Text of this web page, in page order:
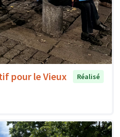
pour le Vieux
Réalisé